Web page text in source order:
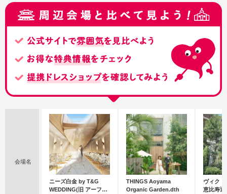
会場名
ニーズ白金 by T&G
WEDDING(旧 アーフェ
THINGS Aoyama
Organic Garden.dth
ヴィク
恵比寿迎